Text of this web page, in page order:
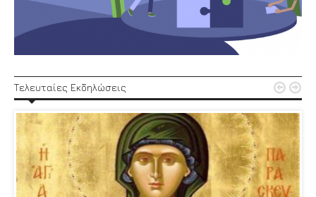
Τελευταίες Εκδηλώσεις  